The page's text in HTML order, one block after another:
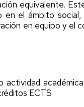
equivalente.
en el ámbito
en equipo y el
actividad
ECTS